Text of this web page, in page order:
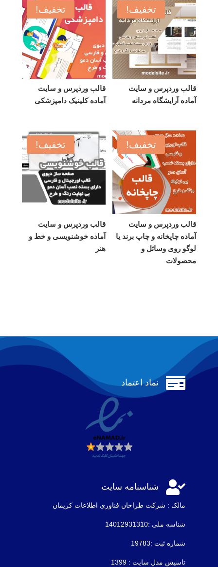
تخفیف!
قالب وردپرس و سایت
آماده آرایشگاه مردانه
تخفیف!
قالب وردپرس و سایت
آماده کلینیک دامپزشکی
تخفیف!
قالب وردپرس و سایت
آماده چاپخانه و چاپ برند یا
لوگو روی وسائل و
محصولات
تخفیف!
قالب وردپرس و سایت
آماده خوشنویسی و خط و
هنر
 نماد اعتماد
 شناسنامه سایت
مالک : شرکت طراحان فناوری اطلاعات كريمان
شناسه ملی :14012931310
شماره ثبت :19783
تاسیس مدل سایت : 1399